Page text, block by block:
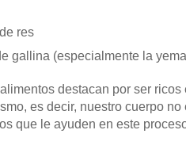
res
gallina (especialmente la
destacan por ser
es decir, nuestro cuerpo
que le ayuden en este